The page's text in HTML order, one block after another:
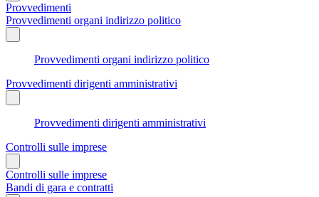
Provvedimenti
Provvedimenti organi indirizzo politico
Provvedimenti organi indirizzo politico
Provvedimenti dirigenti amministrativi
Provvedimenti dirigenti amministrativi
Controlli sulle imprese
Controlli sulle imprese
Bandi di gara e contratti